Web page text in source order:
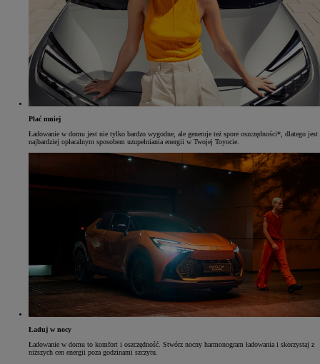
Płać mniej
Ładowanie w domu jest nie tylko bardzo wygodne, ale generuje też spore oszczędności*, dlatego jest
najbardziej opłacalnym sposobem uzupełniania energii w Twojej Toyocie.
Ładuj w nocy
Ładowanie w domu to komfort i oszczędność. Stwórz nocny harmonogram ładowania i skorzystaj z
niższych cen energii poza godzinami szczytu.